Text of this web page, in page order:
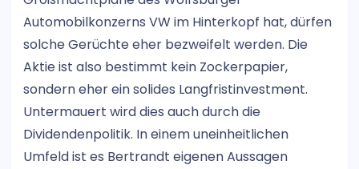
Automobilkonzerns VW im Hinterkopf hat, dürfen
solche Gerüchte eher bezweifelt werden. Die
Aktie ist also bestimmt kein Zockerpapier,
sondern eher ein solides Langfristinvestment.
Untermauert wird dies auch durch die
Dividendenpolitik. In einem uneinheitlichen
Umfeld ist es Bertrandt eigenen Aussagen